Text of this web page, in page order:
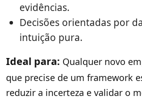
evidências.
Decisões orientadas por
intuição pura.
Ideal para: Qualquer novo
que precise de um framework
reduzir a incerteza e validar o